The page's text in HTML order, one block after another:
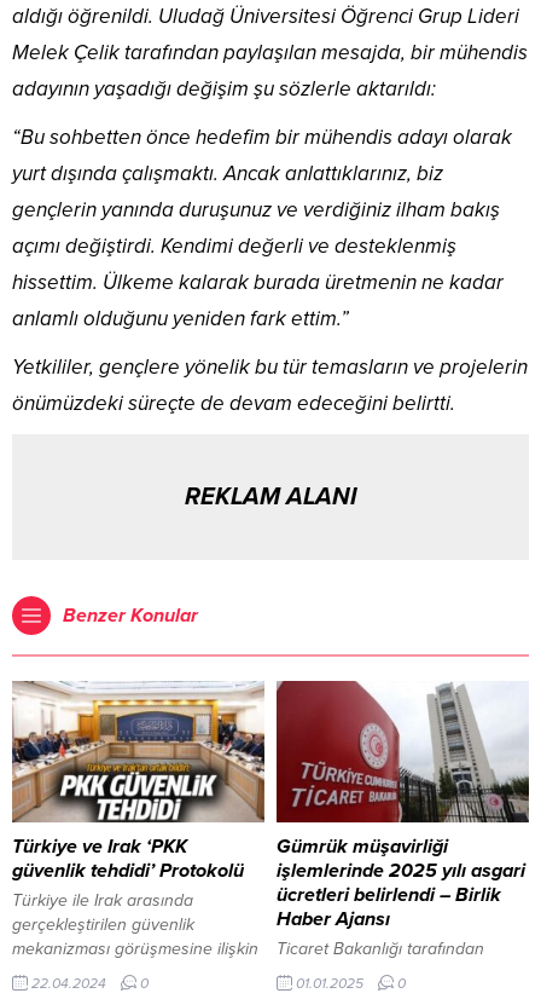
aldığı öğrenildi. Uludağ Üniversitesi Öğrenci Grup Lideri
Melek Çelik tarafından paylaşılan mesajda, bir mühendis
adayının yaşadığı değişim şu sözlerle aktarıldı:
“Bu sohbetten önce hedefim bir mühendis adayı olarak
yurt dışında çalışmaktı. Ancak anlattıklarınız, biz
gençlerin yanında duruşunuz ve verdiğiniz ilham bakış
açımı değiştirdi. Kendimi değerli ve desteklenmiş
hissettim. Ülkeme kalarak burada üretmenin ne kadar
anlamlı olduğunu yeniden fark ettim.”
Yetkililer, gençlere yönelik bu tür temasların ve projelerin
önümüzdeki süreçte de devam edeceğini belirtti.
REKLAM ALANI
Benzer Konular
Türkiye ve Irak ‘PKK
güvenlik tehdidi’ Protokolü
Türkiye ile Irak arasında
gerçekleştirilen güvenlik
mekanizması görüşmesine ilişkin
ortak sonuç bildirisi yayımlandı.
22.04.2024 0
Gümrük müşavirliği
işlemlerinde 2025 yılı asgari
ücretleri belirlendi – Birlik
Haber Ajansı
Ticaret Bakanlığı tarafından
hazırlanan Gümrük Müşavirliği ve
01.01.2025 0